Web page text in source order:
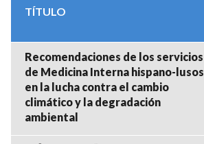
TÍTULO
Recomendaciones de los servicios
de Medicina Interna hispano-lusos
en la lucha contra el cambio
climático y la degradación
ambiental